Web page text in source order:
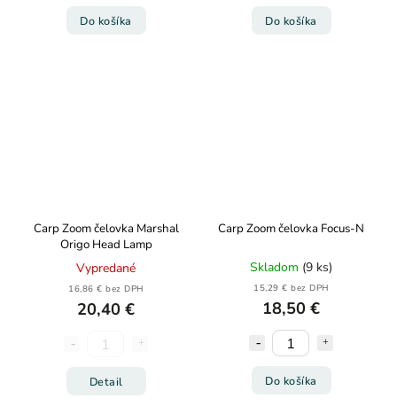
Do košíka Do košíka
Carp Zoom čelovka Marshal
Origo Head Lamp
Vypredané
16,86 € bez DPH
20,40 €
Detail
Carp Zoom čelovka Focus-N
Skladom (9 ks)
15,29 € bez DPH
18,50 €
Do košíka